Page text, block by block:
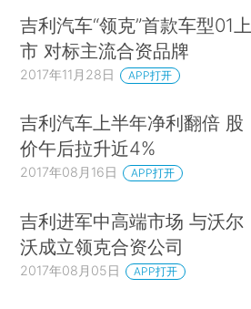
吉利汽车“领克”首款车型01上
市 对标主流合资品牌
2017年11月28日 APP打开
吉利汽车上半年净利翻倍 股
价午后拉升近4%
2017年08月16日 APP打开
吉利进军中高端市场 与沃尔
沃成立领克合资公司
2017年08月05日 APP打开